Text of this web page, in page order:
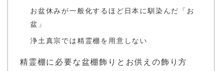
お盆休みが一般化するほど日本に馴染んだ「お
盆」
浄土真宗では精霊棚を用意しない
精霊棚に必要な盆棚飾りとお供えの飾り方